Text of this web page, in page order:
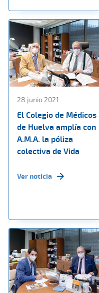
28 junio 2021
El Colegio de Médicos
de Huelva amplía con
A.M.A. la póliza
colectiva de Vida
Ver noticia